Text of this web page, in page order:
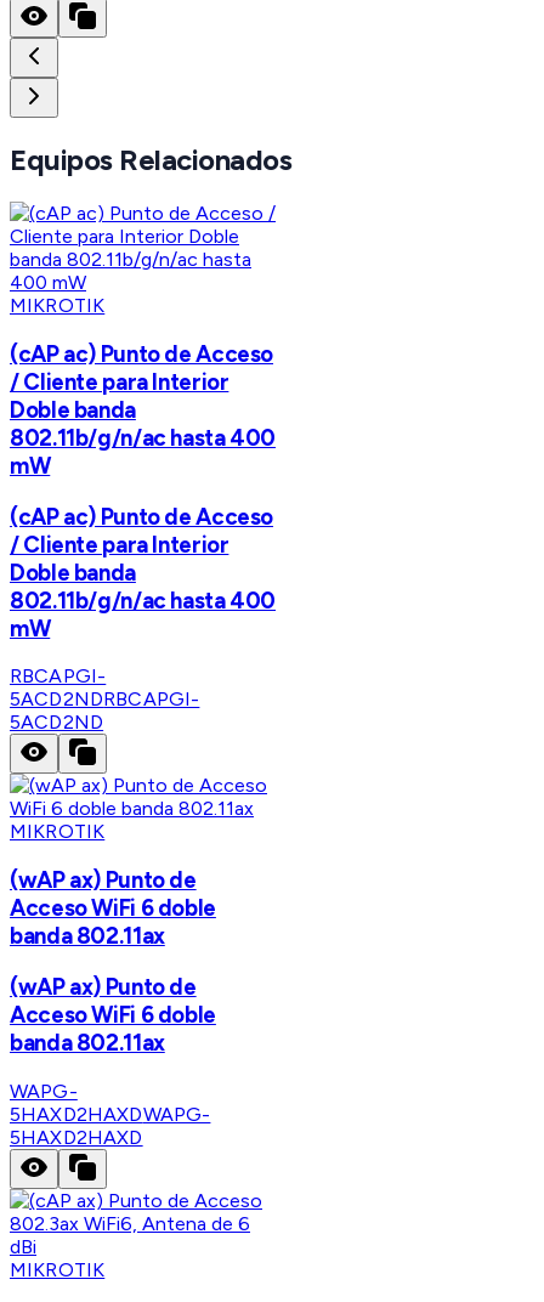
Equipos Relacionados
MIKROTIK
(cAP ac) Punto de Acceso
/ Cliente para Interior
Doble banda
802.11b/g/n/ac hasta 400
mW
(cAP ac) Punto de Acceso
/ Cliente para Interior
Doble banda
802.11b/g/n/ac hasta 400
mW
RBCAPGI-
5ACD2NDRBCAPGI-
5ACD2ND
MIKROTIK
(wAP ax) Punto de
Acceso WiFi 6 doble
banda 802.11ax
(wAP ax) Punto de
Acceso WiFi 6 doble
banda 802.11ax
WAPG-
5HAXD2HAXDWAPG-
5HAXD2HAXD
MIKROTIK